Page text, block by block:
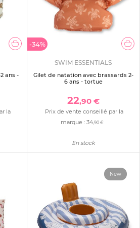
ans -
la
-34%
SWIM ESSENTIALS
Gilet de natation avec brassards 2-
6 ans - tortue
22,90 €
Prix de vente conseillé par la
marque :34,90 €
En stock
New